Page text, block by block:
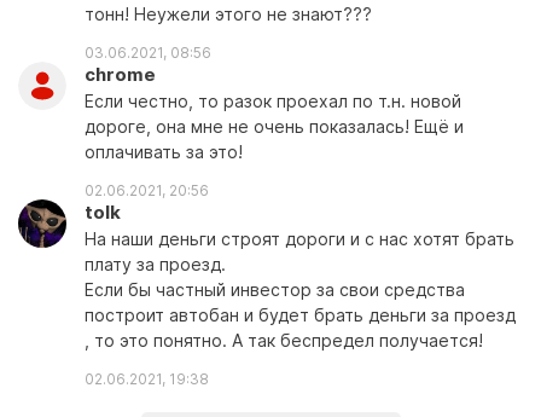
тонн! Неужели этого не знают???
03.06.2021, 08:56
chrome
Если честно, то разок проехал по т.н. новой
дороге, она мне не очень показалась! Ещё и
оплачивать за это!
02.06.2021, 20:56
tolk
На наши деньги строят дороги и с нас хотят брать
плату за проезд.
Если бы частный инвестор за свои средства
построит автобан и будет брать деньги за проезд
, то это понятно. А так беспредел получается!
02.06.2021, 19:38